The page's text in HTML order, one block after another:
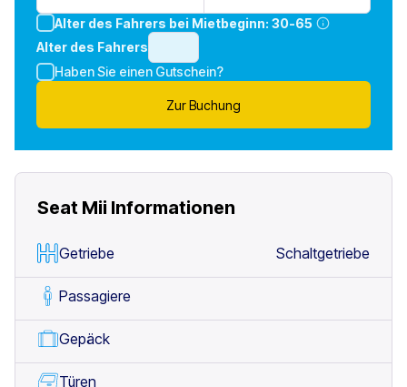
Alter des Fahrers bei Mietbeginn: 30-65
Alter des Fahrers
Haben Sie einen Gutschein?
Zur Buchung
Seat Mii Informationen
Getriebe Schaltgetriebe
Passagiere
Gepäck
Türen